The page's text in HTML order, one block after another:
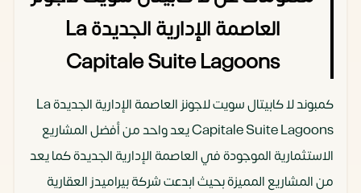
شقة
3 غرف نوم
_ 3 حمام
6,450,000
جنيه مصري
213متر شقة
3 غرف نوم
_ 3 حمام
7,300,000
جنيه مصري
العاصمة الإدارية الجديدة La
Capitale Suite Lagoons
كمبوند لا كابيتال سويت لاجونز العاصمة الإدارية الجديدة La
Capitale Suite Lagoons يعد واحد من أفضل المشاريع
الاستثمارية الموجودة في العاصمة الإدارية الجديدة كما يعد
من المشاريع المميزة بحيث ابدعت شركة بيراميدز العقارية